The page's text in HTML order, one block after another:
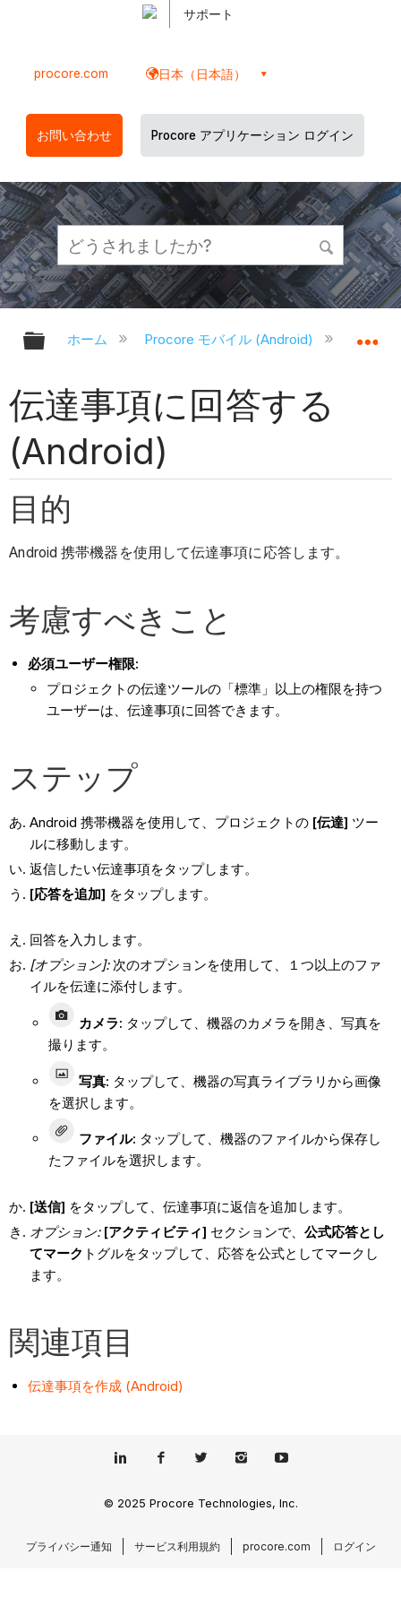
サポート
procore.com 日本（日本語）
お問い合わせ Procore アプリケーション ログイン
グローバル階層を展開/折りたたむ
ホーム Procore モバイル (Android)
伝達事項に回答する
(Android)
目的
Android 携帯機器を使用して伝達事項に応答します。
考慮すべきこと
必須ユーザー権限:
プロジェクトの伝達ツールの「標準」以上の権限を持つ
ユーザーは、伝達事項に回答できます。
ステップ
Android 携帯機器を使用して、プロジェクトの [伝達] ツー
ルに移動します。
返信したい伝達事項をタップします。
[応答を追加] をタップします。
回答を入力します。
[オプション]:次のオプションを使用して、１つ以上のファ
イルを伝達に添付します。
カメラ: タップして、機器のカメラを開き、写真を
撮ります。
写真: タップして、機器の写真ライブラリから画像
を選択します。
ファイル: タップして、機器のファイルから保存し
たファイルを選択します。
[送信] をタップして、伝達事項に返信を追加します。
オプション: [アクティビティ] セクションで、 公式応答とし
てマーク トグルをタップして、応答を公式としてマークし
ます。
関連項目
伝達事項を作成 (Android)
© 2025 Procore Technologies, Inc.
プライバシー通知 サービス利用規約 procore.com ログイン